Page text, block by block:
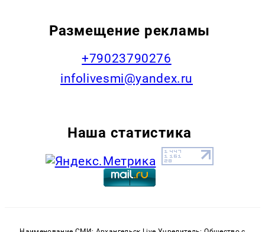
Размещение рекламы
+79023790276
infolivesmi@yandex.ru
Наша статистика